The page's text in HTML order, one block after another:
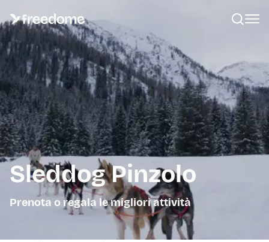
Sleddog Pinzolo
Prenota o regala le migliori attività